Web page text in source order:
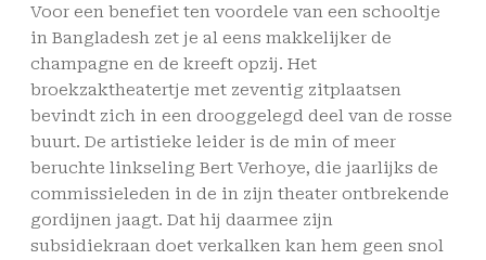
Voor een benefiet ten voordele van een schooltje
in Bangladesh zet je al eens makkelijker de
champagne en de kreeft opzij. Het
broekzaktheatertje met zeventig zitplaatsen
bevindt zich in een drooggelegd deel van de rosse
buurt. De artistieke leider is de min of meer
beruchte linkseling Bert Verhoye, die jaarlijks de
commissieleden in de in zijn theater ontbrekende
gordijnen jaagt. Dat hij daarmee zijn
subsidiekraan doet verkalken kan hem geen snol